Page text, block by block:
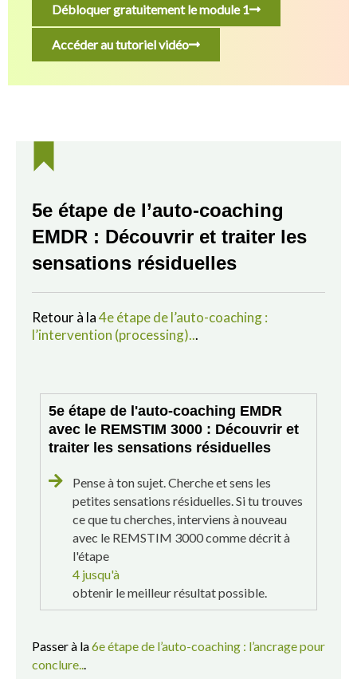
Débloquer gratuitement le module 1
Accéder au tutoriel vidéo
5e étape de l’auto-coaching
EMDR : Découvrir et traiter les
sensations résiduelles
Retour à la4e étape de l’auto-coaching :
l’intervention (processing)...
5e étape de l'auto-coaching EMDR
avec le REMSTIM 3000 : Découvrir et
traiter les sensations résiduelles
Pense à ton sujet. Cherche et sens les
petites sensations résiduelles. Si tu trouves
ce que tu cherches, interviens à nouveau
avec le REMSTIM 3000 comme décrit à
l'étape
4 jusqu'à
obtenir le meilleur résultat possible.
Passer à la6e étape de l’auto-coaching : l’ancrage pour
conclure..